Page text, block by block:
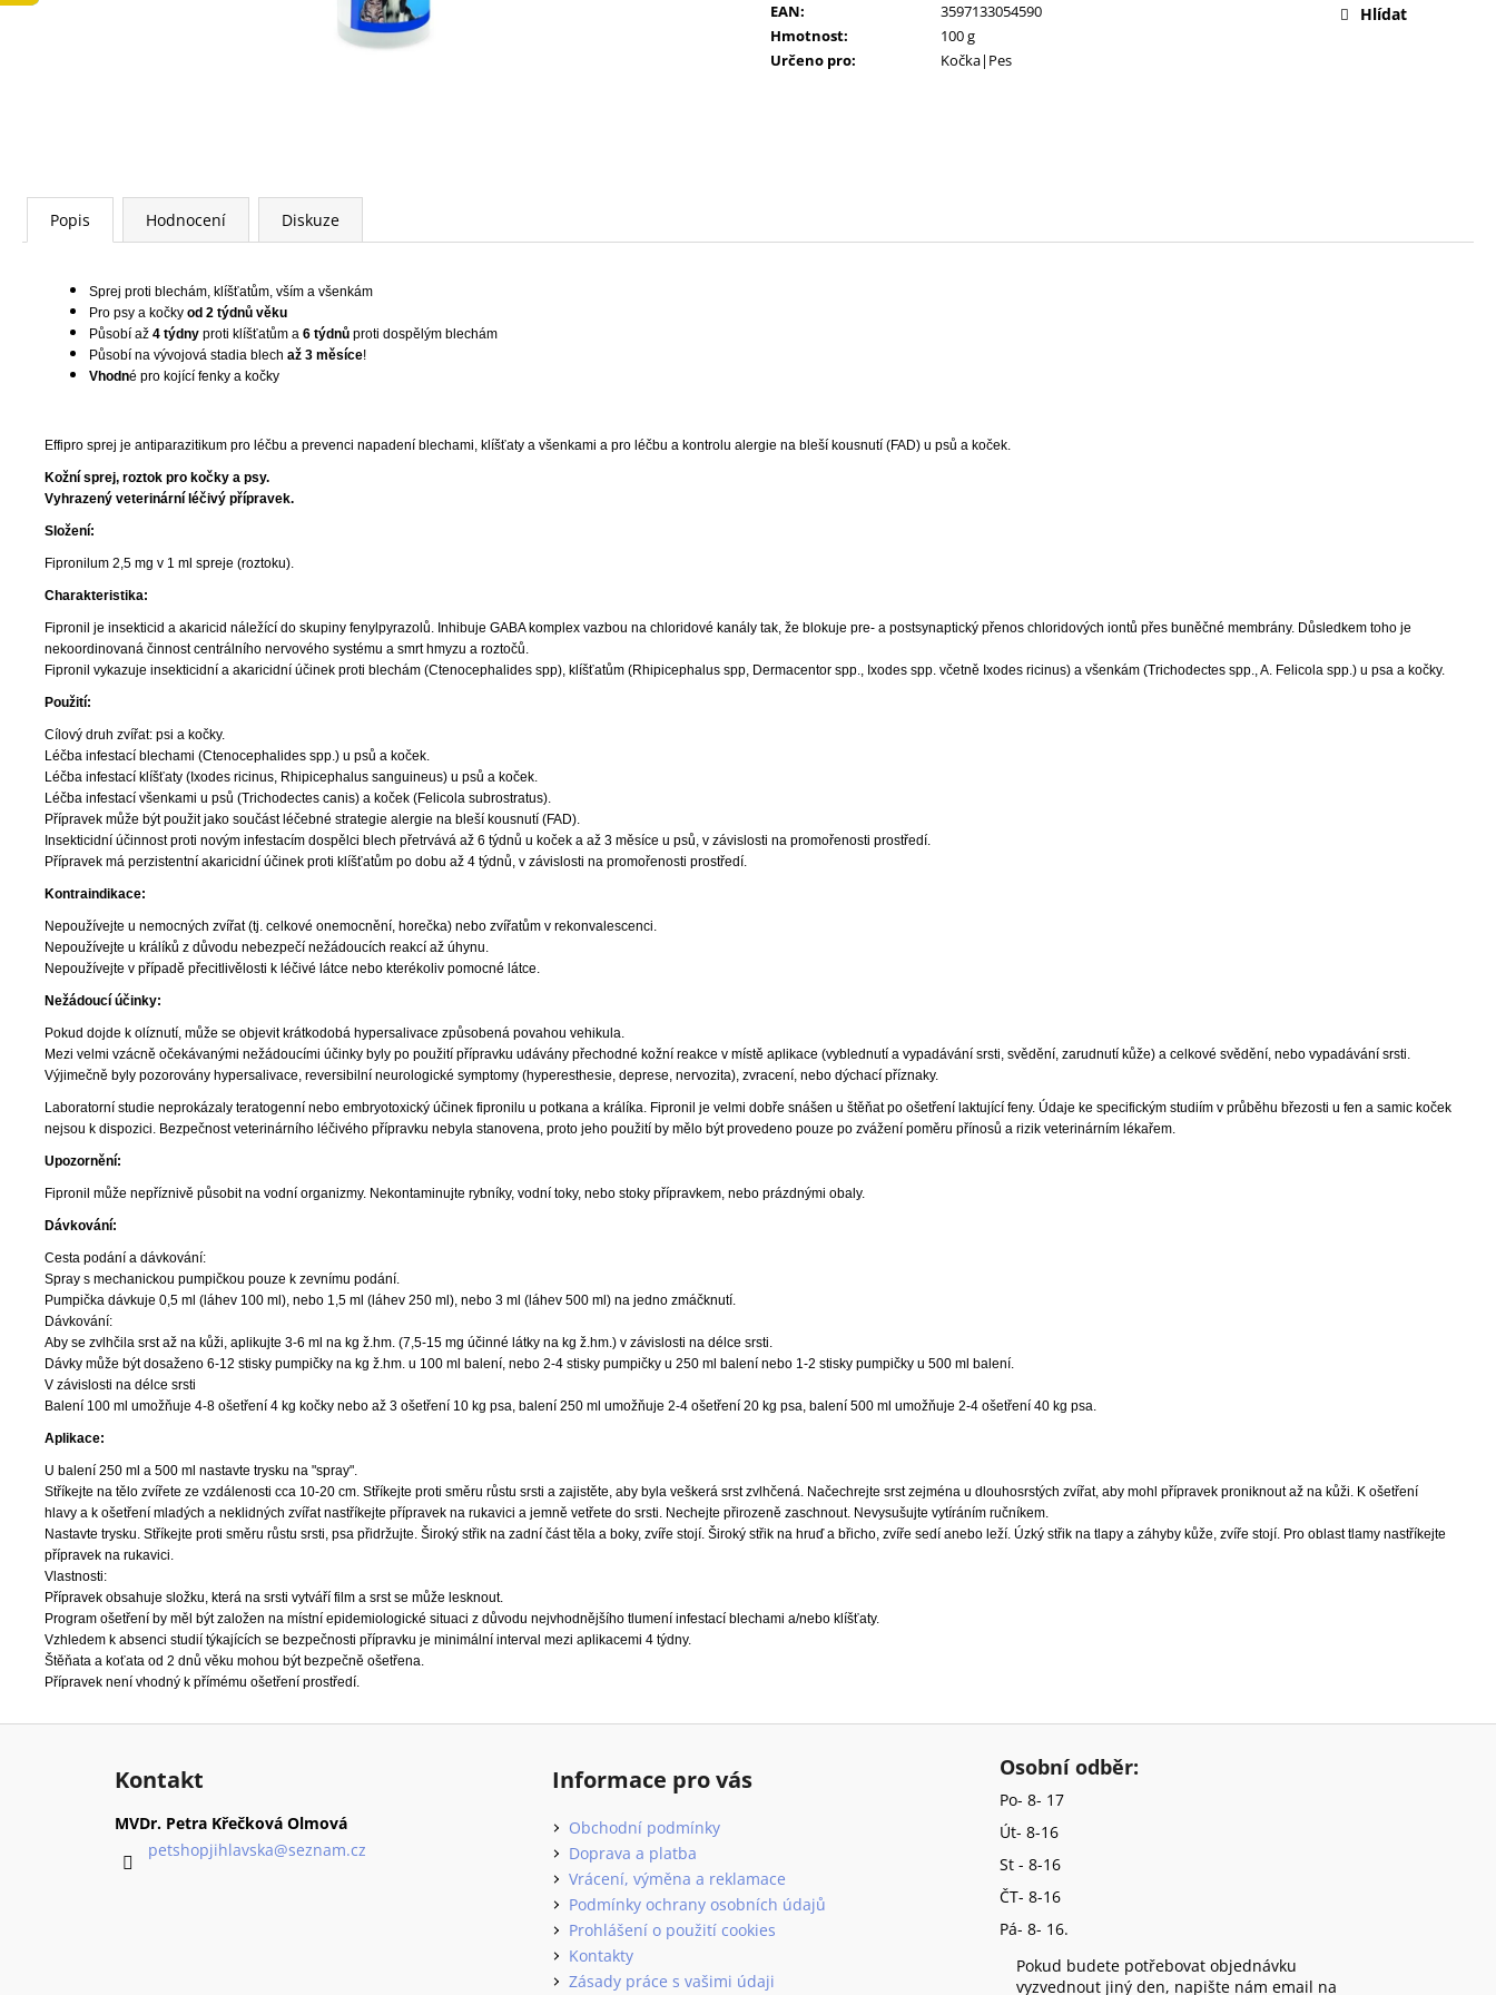
EAN:
3597133054590
Hmotnost:
100 g
Určeno pro: Kočka|Pes
Hlídat
Popis Hodnocení Diskuze
Sprej proti blechám, klíšťatům, vším a všenkám
Pro psy a kočky od 2 týdnů věku
Působí až 4 týdny proti klíšťatům a 6 týdnů proti dospělým blechám
Působí na vývojová stadia blech až 3 měsíce!
Vhodné pro kojící fenky a kočky
Effipro sprej je antiparazitikum pro léčbu a prevenci napadení blechami, klíšťaty a všenkami a pro léčbu a kontrolu alergie na bleší kousnutí (FAD) u psů a koček.
Kožní sprej, roztok pro kočky a psy.
Vyhrazený veterinární léčivý přípravek.
Složení:
Fipronilum 2,5 mg v 1 ml spreje (roztoku).
Charakteristika:
Fipronil je insekticid a akaricid náležící do skupiny fenylpyrazolů. Inhibuje GABA komplex vazbou na chloridové kanály tak, že blokuje pre- a postsynaptický přenos chloridových iontů přes buněčné membrány. Důsledkem toho je
nekoordinovaná činnost centrálního nervového systému a smrt hmyzu a roztočů.
Fipronil vykazuje insekticidní a akaricidní účinek proti blechám (Ctenocephalides spp), klíšťatům (Rhipicephalus spp, Dermacentor spp., Ixodes spp. včetně Ixodes ricinus) a všenkám (Trichodectes spp., A. Felicola spp.) u psa a kočky.
Použití:
Cílový druh zvířat: psi a kočky.
Léčba infestací blechami (Ctenocephalides spp.) u psů a koček.
Léčba infestací klíšťaty (Ixodes ricinus, Rhipicephalus sanguineus) u psů a koček.
Léčba infestací všenkami u psů (Trichodectes canis) a koček (Felicola subrostratus).
Přípravek může být použit jako součást léčebné strategie alergie na bleší kousnutí (FAD).
Insekticidní účinnost proti novým infestacím dospělci blech přetrvává až 6 týdnů u koček a až 3 měsíce u psů, v závislosti na promořenosti prostředí.
Přípravek má perzistentní akaricidní účinek proti klíšťatům po dobu až 4 týdnů, v závislosti na promořenosti prostředí.
Kontraindikace:
Nepoužívejte u nemocných zvířat (tj. celkové onemocnění, horečka) nebo zvířatům v rekonvalescenci.
Nepoužívejte u králíků z důvodu nebezpečí nežádoucích reakcí až úhynu.
Nepoužívejte v případě přecitlivělosti k léčivé látce nebo kterékoliv pomocné látce.
Nežádoucí účinky:
Pokud dojde k olíznutí, může se objevit krátkodobá hypersalivace způsobená povahou vehikula.
Mezi velmi vzácně očekávanými nežádoucími účinky byly po použití přípravku udávány přechodné kožní reakce v místě aplikace (vyblednutí a vypadávání srsti, svědění, zarudnutí kůže) a celkové svědění, nebo vypadávání srsti.
Výjimečně byly pozorovány hypersalivace, reversibilní neurologické symptomy (hyperesthesie, deprese, nervozita), zvracení, nebo dýchací příznaky.
Laboratorní studie neprokázaly teratogenní nebo embryotoxický účinek fipronilu u potkana a králíka. Fipronil je velmi dobře snášen u štěňat po ošetření laktující feny. Údaje ke specifickým studiím v průběhu březosti u fen a samic koček
nejsou k dispozici. Bezpečnost veterinárního léčivého přípravku nebyla stanovena, proto jeho použití by mělo být provedeno pouze po zvážení poměru přínosů a rizik veterinárním lékařem.
Upozornění:
Fipronil může nepříznivě působit na vodní organizmy. Nekontaminujte rybníky, vodní toky, nebo stoky přípravkem, nebo prázdnými obaly.
Dávkování:
Cesta podání a dávkování:
Spray s mechanickou pumpičkou pouze k zevnímu podání.
Pumpička dávkuje 0,5 ml (láhev 100 ml), nebo 1,5 ml (láhev 250 ml), nebo 3 ml (láhev 500 ml) na jedno zmáčknutí.
Dávkování:
Aby se zvlhčila srst až na kůži, aplikujte 3-6 ml na kg ž.hm. (7,5-15 mg účinné látky na kg ž.hm.) v závislosti na délce srsti.
Dávky může být dosaženo 6-12 stisky pumpičky na kg ž.hm. u 100 ml balení, nebo 2-4 stisky pumpičky u 250 ml balení nebo 1-2 stisky pumpičky u 500 ml balení.
V závislosti na délce srsti
Balení 100 ml umožňuje 4-8 ošetření 4 kg kočky nebo až 3 ošetření 10 kg psa, balení 250 ml umožňuje 2-4 ošetření 20 kg psa, balení 500 ml umožňuje 2-4 ošetření 40 kg psa.
Aplikace:
U balení 250 ml a 500 ml nastavte trysku na "spray".
Stříkejte na tělo zvířete ze vzdálenosti cca 10-20 cm. Stříkejte proti směru růstu srsti a zajistěte, aby byla veškerá srst zvlhčená. Načechrejte srst zejména u dlouhosrstých zvířat, aby mohl přípravek proniknout až na kůži. K ošetření
hlavy a k ošetření mladých a neklidných zvířat nastříkejte přípravek na rukavici a jemně vetřete do srsti. Nechejte přirozeně zaschnout. Nevysušujte vytíráním ručníkem.
Nastavte trysku. Stříkejte proti směru růstu srsti, psa přidržujte. Široký střik na zadní část těla a boky, zvíře stojí. Široký střik na hruď a břicho, zvíře sedí anebo leží. Úzký střik na tlapy a záhyby kůže, zvíře stojí. Pro oblast tlamy nastříkejte
přípravek na rukavici.
Vlastnosti:
Přípravek obsahuje složku, která na srsti vytváří film a srst se může lesknout.
Program ošetření by měl být založen na místní epidemiologické situaci z důvodu nejvhodnějšího tlumení infestací blechami a/nebo klíšťaty.
Vzhledem k absenci studií týkajících se bezpečnosti přípravku je minimální interval mezi aplikacemi 4 týdny.
Štěňata a koťata od 2 dnů věku mohou být bezpečně ošetřena.
Přípravek není vhodný k přímému ošetření prostředí.
Z
Kontakt
MVDr. Petra Křečková Olmová
petshopjihlavska@seznam.cz
Informace pro vás
Obchodní podmínky
Doprava a platba
Vrácení, výměna a reklamace
Podmínky ochrany osobních údajů
Prohlášení o použití cookies
Kontakty
Zásady práce s vašimi údaji
Osobní odběr:
Po- 8- 17
Út- 8-16
St - 8-16
ČT- 8-16
Pá- 8- 16.
Pokud budete potřebovat objednávku
vyzvednout jiný den, napište nám email na